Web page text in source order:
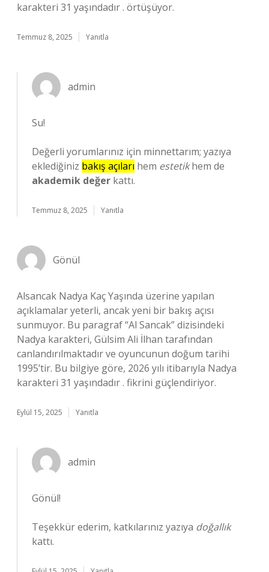
karakteri 31 yaşındadır . örtüşüyor.
Temmuz 8, 2025 Yanıtla
admin
Su!
Değerli yorumlarınız için minnettarım; yazıya
eklediğiniz bakış açıları hem estetikhem de
akademik değer kattı.
Temmuz 8, 2025 Yanıtla
Gönül
Alsancak Nadya Kaç Yaşında üzerine yapılan
açıklamalar yeterli, ancak yeni bir bakış açısı
sunmuyor. Bu paragraf “Al Sancak” dizisindeki
Nadya karakteri, Gülsim Ali İlhan tarafından
canlandırılmaktadır ve oyuncunun doğum tarihi
1995’tir. Bu bilgiye göre, 2026 yılı itibarıyla Nadya
karakteri 31 yaşındadır . fikrini güçlendiriyor.
Eylül 15, 2025 Yanıtla
admin
Gönül!
Teşekkür ederim, katkılarınız yazıya doğallık
kattı.